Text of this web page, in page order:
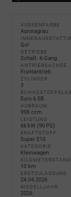
AUSSENFARBE
Auroragrau
Go!
GETRIEBE
Schalt. 6-Gang
ANTRIEBSACHSE
Frontantrieb
ZYLINDER
3
Euro 6 EB
HUBRAUM
998 ccm
LEISTUNG
66 kW (90 PS)
KRAFTSTOFF
Super E10
KATEGORIE
Kleinwagen
KILOMETERSTAND
10 km
ERSTZULASSUNG
24.04.2026
MODELLJAHR
2026